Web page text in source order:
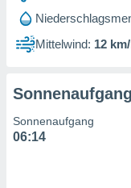
der
von
von
Mittelwind: 12
Sonnenaufgang
06:14